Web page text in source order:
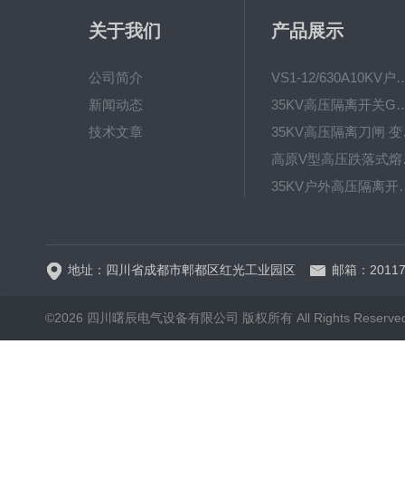
关于我们
公司简介
新闻动态
技术文章
产品展示
VS1-12/630A10KV
35KV高压隔离开关
高
35KV户外
地址：四川省成都市郫都区红光工业园区 邮箱：
©2026 四川曙辰电气设备有限公司 版权所有 All Rights